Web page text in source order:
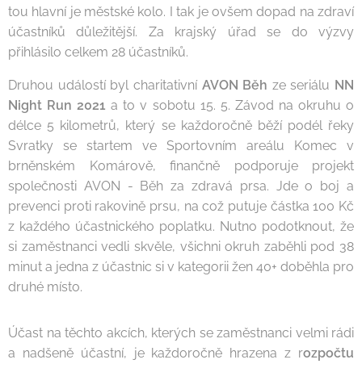
tou hlavní je městské kolo. I tak je ovšem dopad na zdraví
účastníků důležitější. Za krajský úřad se do výzvy
přihlásilo celkem 28 účastníků.
Druhou událostí byl charitativní AVON Běh ze seriálu NN
Night Run 2021a to v sobotu 15. 5. Závod na okruhu o
délce 5 kilometrů, který se každoročně běží podél řeky
Svratky se startem ve Sportovním areálu Komec v
brněnském Komárově, finančně podporuje projekt
společnosti AVON - Běh za zdravá prsa. Jde o boj a
prevenci proti rakovině prsu, na což putuje částka 100 Kč
z každého účastnického poplatku. Nutno podotknout, že
si zaměstnanci vedli skvěle, všichni okruh zaběhli pod 38
minut a jedna z účastnic si v kategorii žen 40+ doběhla pro
druhé místo.
Účast na těchto akcích, kterých se zaměstnanci velmi rádi
a nadšeně účastní, je každoročně hrazena z rozpočtu